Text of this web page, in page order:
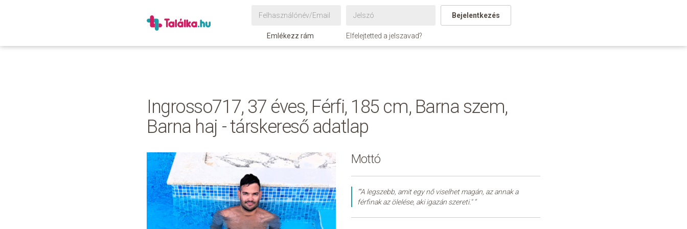
Bejelentkezés
Emlékezz rám Elfelejtetted a jelszavad?
Ingrosso717, 37 éves, Férfi, 185 cm, Barna szem,
Barna haj - társkereső adatlap
Mottó
“"A legszebb, amit egy nő viselhet magán, az annak a
férfinak az ölelése, aki igazán szereti." ”